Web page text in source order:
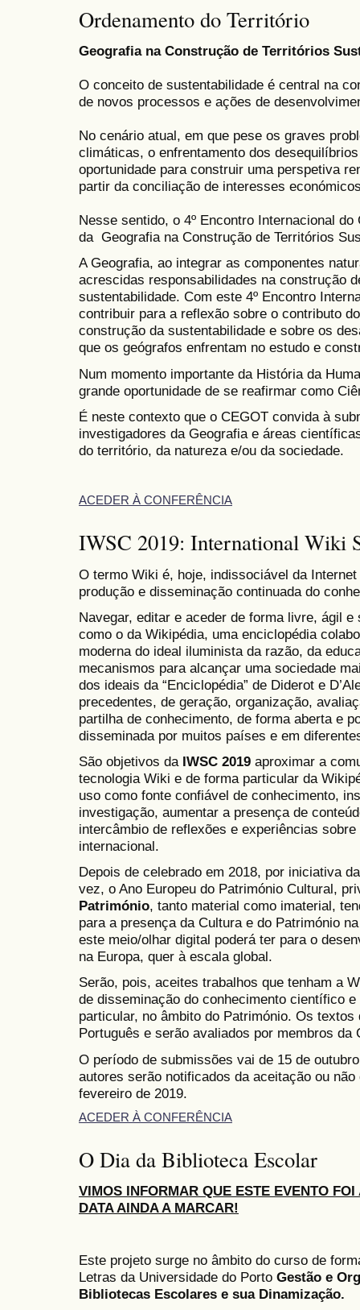
Ordenamento do Território
Geografia na Construção de Territórios
O conceito de sustentabilidade é central na
de novos processos e ações de
​No cenário atual, em que pese os graves
climáticas, o enfrentamento dos
oportunidade para construir uma perspetiva
partir da conciliação de interesses
Nesse sentido, o 4º Encontro Internacional
da Geografia na Construção de Territórios
A Geografia, ao integrar as componentes
acrescidas responsabilidades na construção
sustentabilidade. Com este 4º Encontro
contribuir para a reflexão sobre o contributo
construção da sustentabilidade e sobre os
que os geógrafos enfrentam no estudo e
Num momento importante da História da
grande oportunidade de se reafirmar como
É neste contexto que o CEGOT convida à
investigadores da Geografia e áreas
do território, da natureza e/ou da sociedade.
ACEDER À CONFERÊNCIA
IWSC 2019: International Wiki
O termo Wiki é, hoje, indissociável da
produção e disseminação continuada do
Navegar, editar e aceder de forma livre, ágil
como o da Wikipédia, uma enciclopédia
moderna do ideal iluminista da razão, da
mecanismos para alcançar uma sociedade
dos ideais da “Enciclopédia” de Diderot e
precedentes, de geração, organização,
partilha de conhecimento, de forma aberta e
disseminada por muitos países e em
São objetivos da IWSC 2019 aproximar a
tecnologia Wiki e de forma particular da
uso como fonte confiável de conhecimento,
investigação, aumentar a presença de
intercâmbio de reflexões e experiências
internacional.
Depois de celebrado em 2018, por iniciativa
vez, o Ano Europeu do Património Cultural,
Património, tanto material como imaterial,
para a presença da Cultura e do Património
este meio/olhar digital poderá ter para o
na Europa, quer à escala global.
Serão, pois, aceites trabalhos que tenham a
de disseminação do conhecimento científico
particular, no âmbito do Património. Os
Português e serão avaliados por membros da
O período de submissões vai de 15 de
autores serão notificados da aceitação ou
fevereiro de 2019.
ACEDER À CONFERÊNCIA
O Dia da Biblioteca Escolar
VIMOS INFORMAR QUE ESTE EVENTO
DATA AINDA A MARCAR!
Este projeto surge no âmbito do curso de
Letras da Universidade do Porto Gestão e
Bibliotecas Escolares e sua Dinamização.